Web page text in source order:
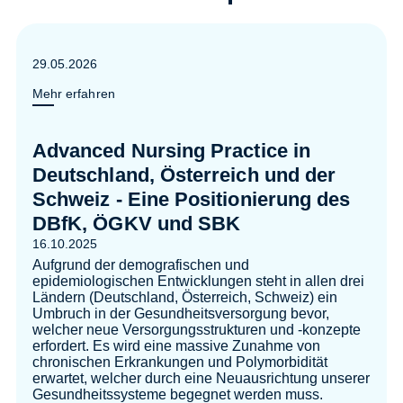
29.05.2026
Mehr erfahren
Advanced Nursing Practice in
Deutschland, Österreich und der
Schweiz - Eine Positionierung des
DBfK, ÖGKV und SBK
16.10.2025
Aufgrund der demografischen und
epidemiologischen Entwicklungen steht in allen drei
Ländern (Deutschland, Österreich, Schweiz) ein
Umbruch in der Gesundheitsversorgung bevor,
welcher neue Versorgungsstrukturen und -konzepte
erfordert. Es wird eine massive Zunahme von
chronischen Erkrankungen und Polymorbidität
erwartet, welcher durch eine Neuausrichtung unserer
Gesundheitssysteme begegnet werden muss.